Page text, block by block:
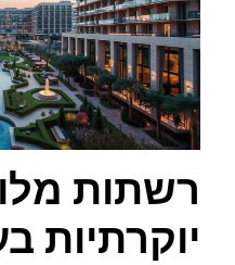
רשתות
יוקרתיות